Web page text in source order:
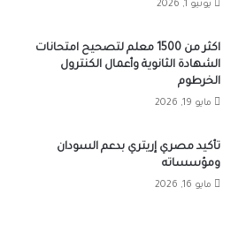
يونيو 1, 2026
اكثر من 1500 معلم لتصحيح امتحانات
الشهادة الثانوية وأعمال الكنترول
الخرطوم
مايو 19, 2026
تأكيد مصري إريتري بدعم السودان
ومؤسساته
مايو 16, 2026